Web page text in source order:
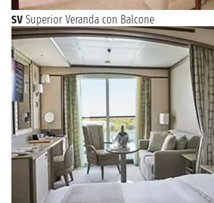
SV Superior Veranda con Balcone